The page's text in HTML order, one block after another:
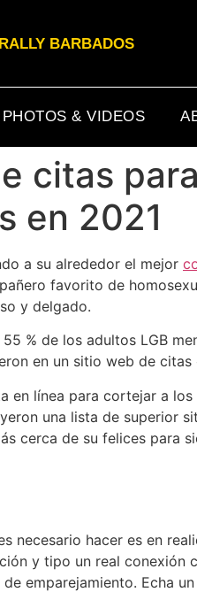
BARBADOS
PHOTOS & VIDEOS
citas
en 2021
a su alrededor el mejor
favorito de
y delgado.
% de los adultos LGB
en un sitio web de citas
en línea para cortejar a
una lista de superior
cerca de su felices para
necesario hacer es en
y tipo un real
emparejamiento. Echa